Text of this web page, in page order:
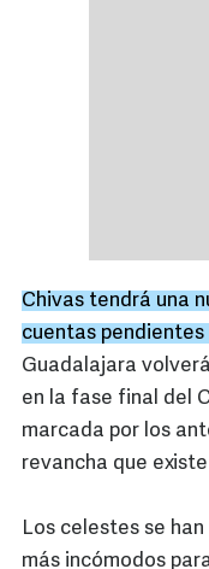
Chivas tendrá una
cuentas
Guadalajara
en la fase final del
marcada por los
revancha que
Los celestes se
más incómodos